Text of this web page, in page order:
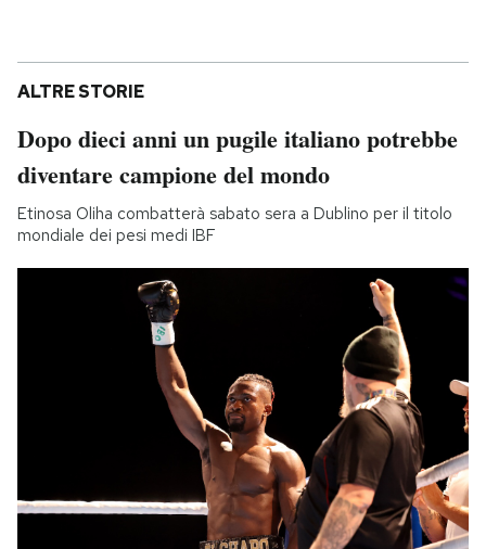
ALTRE STORIE
Dopo dieci anni un pugile italiano potrebbe
diventare campione del mondo
Etinosa Oliha combatterà sabato sera a Dublino per il titolo
mondiale dei pesi medi IBF